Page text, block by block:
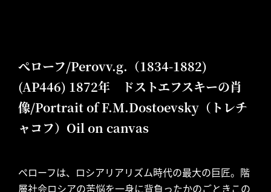
ぺローフ/Perovv.g.（1834-1882)
(AP446) 1872年 ドストエフスキーの肖
像/Portrait of F.M.Dostoevsky（トレチ
ャコフ）Oil on canvas
ペローフは、ロシアリアリズム時代の最大の巨匠。階
層社会ロシアの苦悩を一身に背負ったかのごときこの